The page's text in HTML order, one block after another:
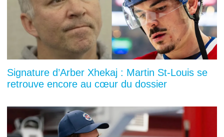
Signature d’Arber Xhekaj : Martin St-Louis se
retrouve encore au cœur du dossier